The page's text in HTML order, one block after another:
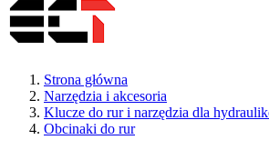
Strona główna
Narzędzia i akcesoria
Klucze do rur i narzędzia dla
Obcinaki do rur